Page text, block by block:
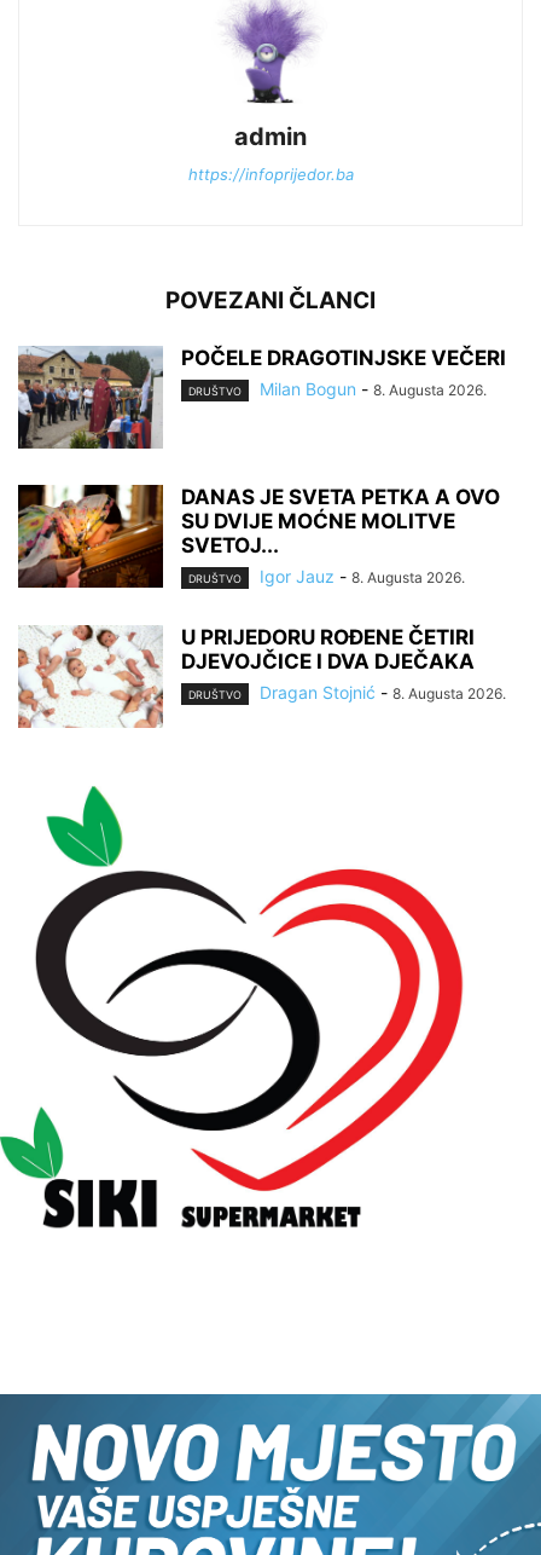
admin
https://infoprijedor.ba
POVEZANI ČLANCI
POČELE DRAGOTINJSKE VEČERI
DRUŠTVO Milan Bogun - 8. Augusta 2026.
DANAS JE SVETA PETKA A OVO
SU DVIJE MOĆNE MOLITVE
SVETOJ...
DRUŠTVO Igor Jauz - 8. Augusta 2026.
U PRIJEDORU ROĐENE ČETIRI
DJEVOJČICE I DVA DJEČAKA
DRUŠTVO Dragan Stojnić - 8. Augusta 2026.